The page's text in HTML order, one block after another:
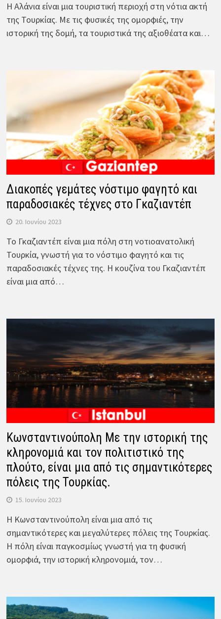
Η Αλάνια είναι μια τουριστική περιοχή στη νότια ακτή
της Τουρκίας. Με τις φυσικές της ομορφιές, την
ιστορική της δομή, τα τουριστικά της αξιοθέατα και…
Διακοπές γεμάτες νόστιμο φαγητό και
παραδοσιακές τέχνες στο Γκαζιαντέπ
20. Ιουνίου 2023
Το Γκαζιαντέπ είναι μια πόλη στη νοτιοανατολική
Τουρκία, γνωστή για το νόστιμο φαγητό και τις
παραδοσιακές τέχνες της. Η κουζίνα του Γκαζιαντέπ
είναι μια από…
Κωνσταντινούπολη Με την ιστορική της
κληρονομιά και τον πολιτιστικό της
πλούτο, είναι μια από τις σημαντικότερες
πόλεις της Τουρκίας.
15. Ιουνίου 2023
Η Κωνσταντινούπολη είναι μια από τις
σημαντικότερες και μεγαλύτερες πόλεις της Τουρκίας.
Η πόλη είναι παγκοσμίως γνωστή για τη φυσική
ομορφιά, την ιστορική κληρονομιά, τον…